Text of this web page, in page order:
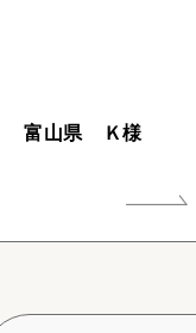
富山県 Ｋ様